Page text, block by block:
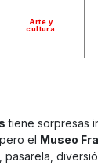
Arte y
cultura
tiene sorpresas
el Museo